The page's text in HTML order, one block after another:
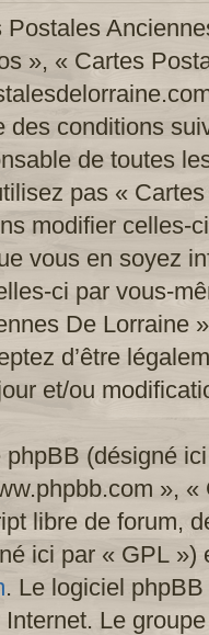
», « Cartes
des conditions
de toutes
pas «
modifier celles-
vous en soyez
ci par vous-
De Lorraine
d’être
et/ou
(désigné
»,
libre de forum,
ici par « GPL »)
. Le logiciel
Le